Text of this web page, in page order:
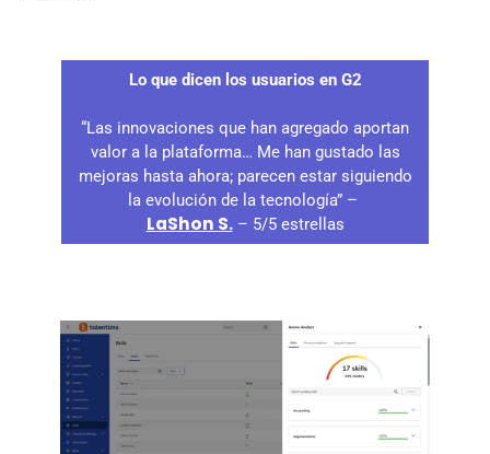
Lo que dicen los usuarios en G2
“Las innovaciones que han agregado aportan
valor a la plataforma… Me han gustado las
mejoras hasta ahora; parecen estar siguiendo
la evolución de la tecnología” –
LaShon S.– 5/5 estrellas